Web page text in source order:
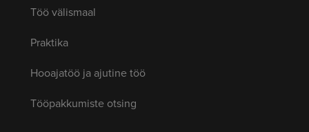
Töö välismaal
Praktika
Hooajatöö ja ajutine töö
Tööpakkumiste otsing